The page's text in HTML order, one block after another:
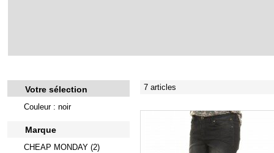
Votre sélection
Couleur : noir
Marque
CHEAP MONDAY (2)
7 articles